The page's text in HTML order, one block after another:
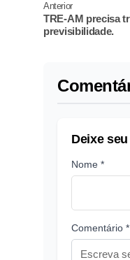
Anterior
TRE-AM precisa
previsibilidade.
Deixe
Nome *
Comentário *